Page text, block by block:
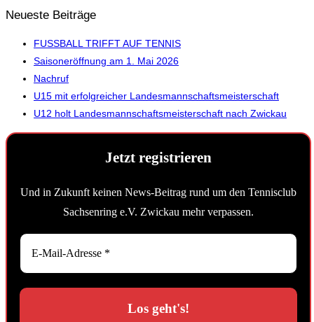
Neueste Beiträge
FUSSBALL TRIFFT AUF TENNIS
Saisoneröffnung am 1. Mai 2026
Nachruf
U15 mit erfolgreicher Landesmannschaftsmeisterschaft
U12 holt Landesmannschaftsmeisterschaft nach Zwickau
Jetzt registrieren
Und in Zukunft keinen News-Beitrag rund um den Tennisclub
Sachsenring e.V. Zwickau mehr verpassen.